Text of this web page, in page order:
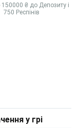
₴ до Депозиту і
750 Респінів
у грі